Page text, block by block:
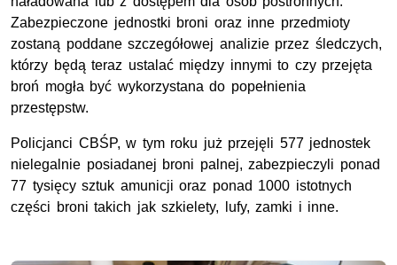
Zabezpieczone jednostki broni oraz inne przedmioty
zostaną poddane szczegółowej analizie przez śledczych,
którzy będą teraz ustalać między innymi to czy przejęta
broń mogła być wykorzystana do popełnienia
przestępstw.
Policjanci CBŚP, w tym roku już przejęli 577 jednostek
nielegalnie posiadanej broni palnej, zabezpieczyli ponad
77 tysięcy sztuk amunicji oraz ponad 1000 istotnych
części broni takich jak szkielety, lufy, zamki i inne.